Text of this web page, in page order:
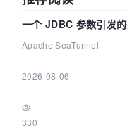
一个 JDBC 参数引发
解决数据同步中的“定
Apache SeaTunnel
2026-08-06
330